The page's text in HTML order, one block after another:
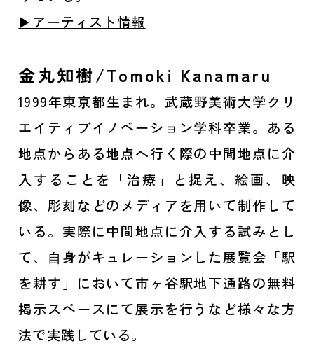
▶アーティスト情報
金丸知樹/Tomoki Kanamaru
1999年東京都生まれ。武蔵野美術大学クリ
エイティブイノベーション学科卒業。ある
地点からある地点へ行く際の中間地点に介
入することを「治療」と捉え、絵画、映
像、彫刻などのメディアを用いて制作して
いる。実際に中間地点に介入する試みとし
て、⾃身がキュレーションした展覧会「駅
を耕す」において市ヶ谷駅地下通路の無料
掲示スペースにて展示を行うなど様々な方
法で実践している。